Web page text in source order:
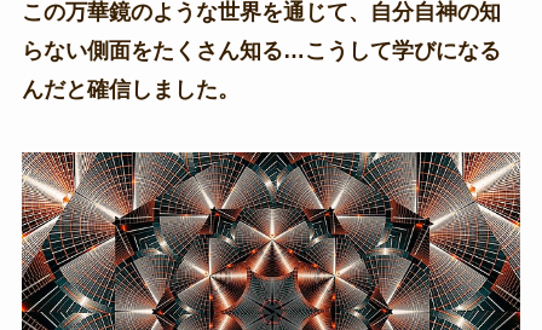
この万華鏡のような世界を通じて、自分自神の知
らない側面をたくさん知る…こうして学びになる
んだと確信しました。